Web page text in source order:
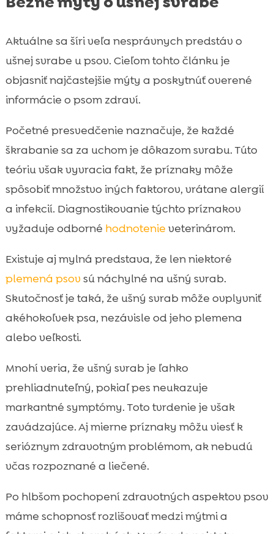
Aktuálne sa šíri veľa nesprávnych predstáv o
ušnej svrabe u psov. Cieľom tohto článku je
objasniť najčastejšie mýty a poskytnúť overené
informácie o psom zdraví.
Početné presvedčenie naznačuje, že každé
škrabanie sa za uchom je dôkazom svrabu. Túto
teóriu však vyvracia fakt, že príznaky môže
spôsobiť množstvo iných faktorov, vrátane alergií
a infekcií. Diagnostikovanie týchto príznakov
vyžaduje odborné hodnotenie veterinárom.
Existuje aj mylná predstava, že len niektoré
plemená psovsú náchylné na ušný svrab.
Skutočnosť je taká, že ušný svrab môže ovplyvniť
akéhokoľvek psa, nezávisle od jeho plemena
alebo veľkosti.
Mnohí veria, že ušný svrab je ľahko
prehliadnuteľný, pokiaľ pes neukazuje
markantné symptómy. Toto tvrdenie je však
zavádzajúce. Aj mierne príznaky môžu viesť k
serióznym zdravotným problémom, ak nebudú
včas rozpoznané a liečené.
Po hlbšom pochopení zdravotných aspektov psov
máme schopnosť rozlišovať medzi mýtmi a